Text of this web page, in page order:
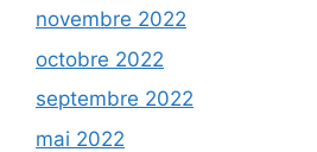
novembre 2022
octobre 2022
septembre 2022
mai 2022